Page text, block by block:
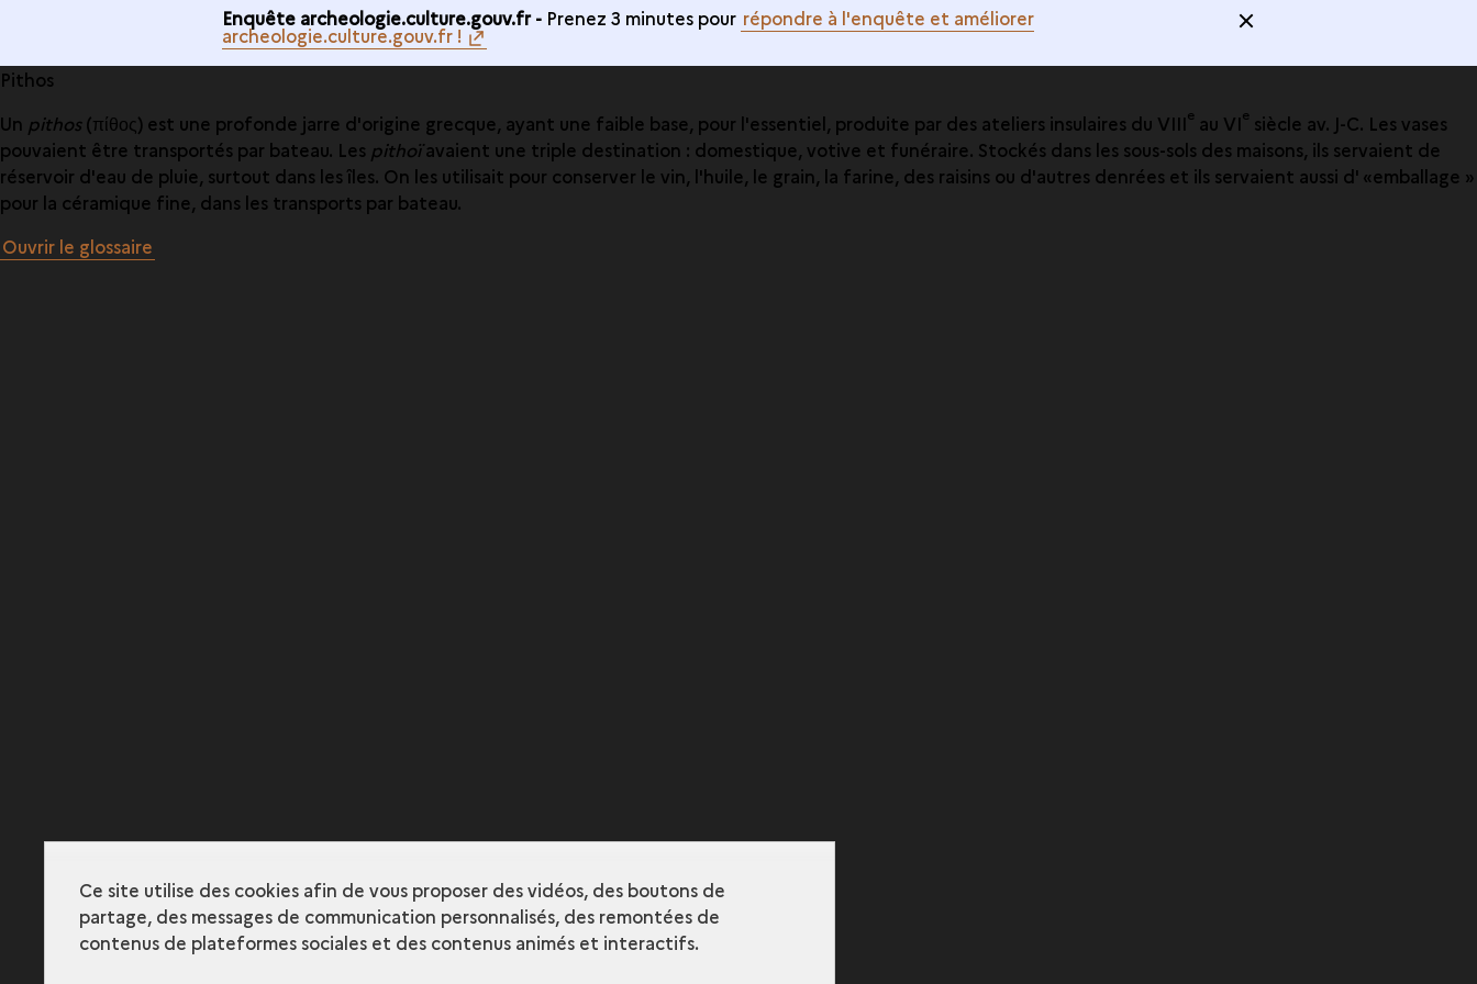
Enquête archeologie.culture.gouv.fr - Prenez 3 minutes pour répondre à l'enquête et améliorer
archeologie.culture.gouv.fr !
Pithos
Un pithos(πίθος) est une profonde jarre d'origine grecque, ayant une faible base, pour l'essentiel, produite par des ateliers insulaires du VIIIe au VIe siècle av. J-C. Les vases
pouvaient être transportés par bateau. Les pithoïavaient une triple destination : domestique, votive et funéraire. Stockés dans les sous-sols des maisons, ils servaient de
réservoir d'eau de pluie, surtout dans les îles. On les utilisait pour conserver le vin, l'huile, le grain, la farine, des raisins ou d'autres denrées et ils servaient aussi d' «emballage »
pour la céramique fine, dans les transports par bateau.
Ouvrir le glossaire
Ce site utilise des cookies afin de vous proposer des vidéos, des boutons de
partage, des messages de communication personnalisés, des remontées de
contenus de plateformes sociales et des contenus animés et interactifs.